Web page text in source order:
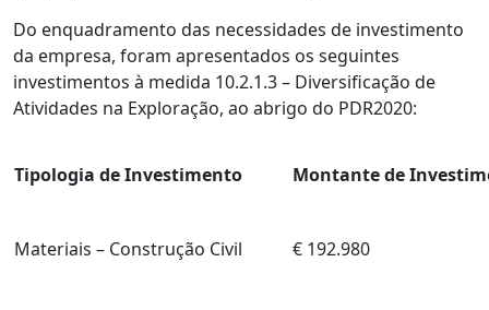
Do enquadramento das necessidades de investimento
da empresa, foram apresentados os seguintes
investimentos à medida 10.2.1.3 – Diversificação de
Atividades na Exploração, ao abrigo do PDR2020:
Tipologia de Investimento Montante de
Materiais – Construção Civil € 192.980